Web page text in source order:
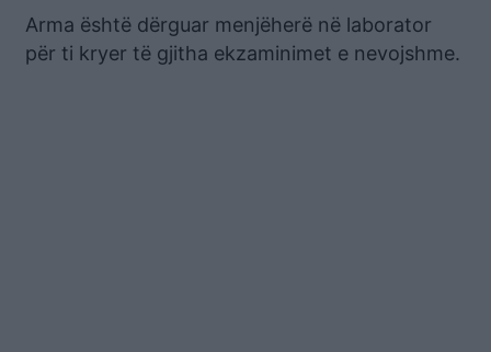
Arma është dërguar menjëherë në laborator
për ti kryer të gjitha ekzaminimet e nevojshme.